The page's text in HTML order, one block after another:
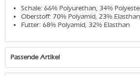
Schale: 66% Polyurethan, 34%
Oberstoff: 70% Polyamid, 23%
Futter: 68% Polyamid, 32% Elasthan
Passende Artikel